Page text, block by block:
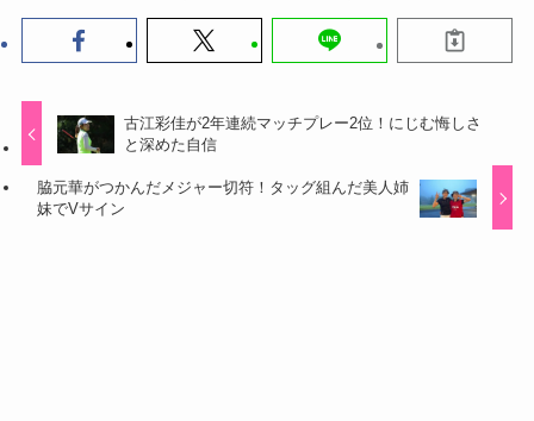
古江彩佳が2年連続マッチプレー2位！にじむ悔しさ
と深めた自信
脇元華がつかんだメジャー切符！タッグ組んだ美人姉
妹でVサイン